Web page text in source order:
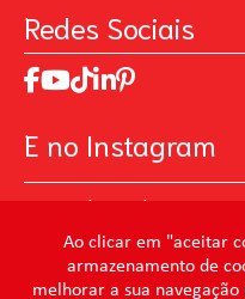
Ao clicar em "aceitar
armazenamento de
melhorar a sua
Trabalhe Conosco
Relatório de
Código de ética
Acionistas
Prevenir Não Dói
MasterChef
Art Of Love
Seja um distribuidor de
Redes Sociais
E no Instagram
@mundocondor
@condorbeleza
@condorlimpeza